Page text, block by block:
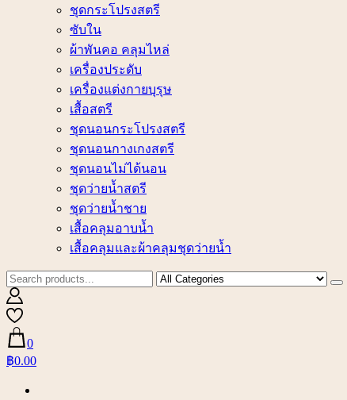
ชุดกระโปรงสตรี
ซับใน
ผ้าพันคอ คลุมไหล่
เครื่องประดับ
เครื่องแต่งกายบุรุษ
เสื้อสตรี
ชุดนอนกระโปรงสตรี
ชุดนอนกางเกงสตรี
ชุดนอนไม่ได้นอน
ชุดว่ายน้ำสตรี
ชุดว่ายน้ำชาย
เสื้อคลุมอาบน้ำ
เสื้อคลุมและผ้าคลุมชุดว่ายน้ำ
0
฿0.00